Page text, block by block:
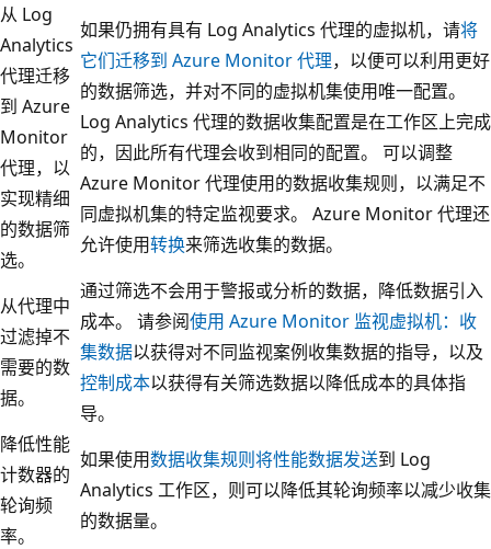
从 Log
Analytics
代理迁移
到 Azure
Monitor
代理，以
实现精细
的数据筛
选。
如果仍拥有具有 Log Analytics 代理的虚拟机，请将
它们迁移到 Azure Monitor 代理，以便可以利用更好
的数据筛选，并对不同的虚拟机集使用唯一配置。
Log Analytics 代理的数据收集配置是在工作区上完成
的，因此所有代理会收到相同的配置。 可以调整
Azure Monitor 代理使用的数据收集规则，以满足不
同虚拟机集的特定监视要求。 Azure Monitor 代理还
允许使用转换来筛选收集的数据。
从代理中
过滤掉不
需要的数
据。
通过筛选不会用于警报或分析的数据，降低数据引入
成本。 请参阅使用 Azure Monitor 监视虚拟机：收
集数据以获得对不同监视案例收集数据的指导，以及
控制成本以获得有关筛选数据以降低成本的具体指
导。
降低性能
计数器的
轮询频
率。
如果使用数据收集规则将性能数据发送到 Log
Analytics 工作区，则可以降低其轮询频率以减少收集
的数据量。